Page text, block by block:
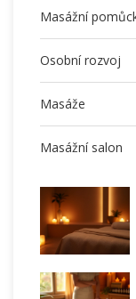
Masážní
Osobní rozvoj
Masáže
Masážní salon